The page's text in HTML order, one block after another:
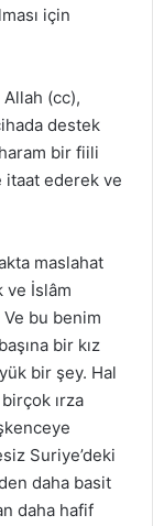
için
Allah (cc),
destek
bir fiili
itaat ederek ve
maslahat
ve İslâm
bu benim
bir kız
bir şey. Hal
ırza
Suriye’deki
daha basit
daha hafif